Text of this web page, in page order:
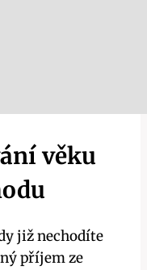
věku
již nechodíte
příjem ze